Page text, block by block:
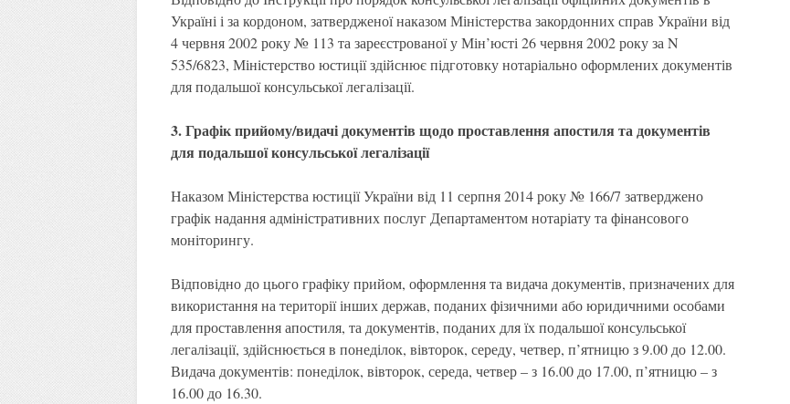
Україні і за кордоном, затвердженої наказом Міністерства закордонних справ України від
4 червня 2002 року № 113 та зареєстрованої у Мін’юсті 26 червня 2002 року за N
535/6823, Міністерство юстиції здійснює підготовку нотаріально оформлених документів
для подальшої консульської легалізації.
3. Графік прийому/видачі документів щодо проставлення апостиля та документів
для подальшої консульської легалізації
Наказом Міністерства юстиції України від 11 серпня 2014 року № 166/7 затверджено
графік надання адміністративних послуг Департаментом нотаріату та фінансового
моніторингу.
Відповідно до цього графіку прийом, оформлення та видача документів, призначених для
використання на території інших держав, поданих фізичними або юридичними особами
для проставлення апостиля, та документів, поданих для їх подальшої консульської
легалізації, здійснюється в понеділок, вівторок, середу, четвер, п’ятницю з 9.00 до 12.00.
Видача документів: понеділок, вівторок, середа, четвер – з 16.00 до 17.00, п’ятницю – з
16.00 до 16.30.